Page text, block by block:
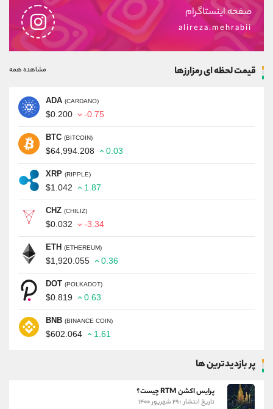
صفحه اینستاگرام
alireza.mehrabii
قیمت لحظه ای رمزارزها مشاهده همه
ADA (CARDANO)
$0.200 -0.75
BTC (BITCOIN)
$64,994.208 0.03
XRP (RIPPLE)
$1.042 1.87
CHZ (CHILIZ)
$0.032 -3.34
ETH (ETHEREUM)
$1,920.055 0.36
DOT (POLKADOT)
$0.819 0.63
BNB (BINANCE COIN)
$602.064 1.61
پر بازدیدترین ها
پرایس اکشن RTM چیست؟
تاریخ انتشار : ۲۹ شهریور ۱۴۰۰